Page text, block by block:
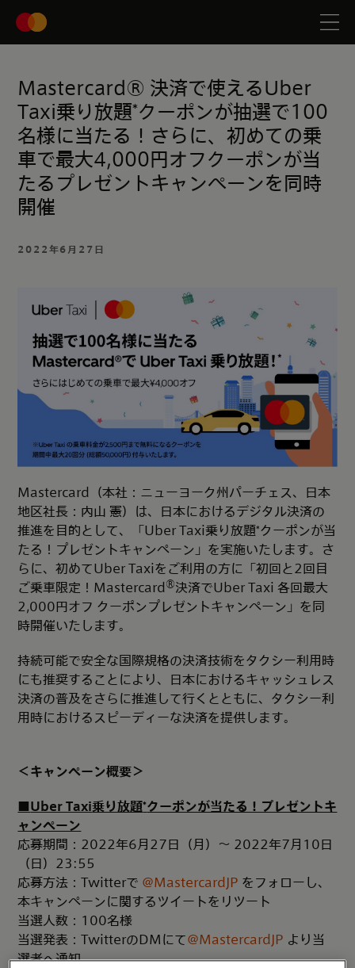
Mastercard® 決済で使えるUber
Taxi乗り放題*クーポンが抽選で100
名様に当たる！さらに、初めての乗
車で最大4,000円オフクーポンが当
たるプレゼントキャンペーンを同時
開催
2022年6月27日
Mastercard（本社：ニューヨーク州パーチェス、日本
地区社長：内山 憲）は、日本におけるデジタル決済の
推進を目的として、「Uber Taxi乗り放題*クーポンが当
たる！プレゼントキャンペーン」を実施いたします。さ
らに、初めてUber Taxiをご利用の方に「初回と2回目
ご乗車限定！Mastercard®決済でUber Taxi 各回最大
2,000円オフ クーポンプレゼントキャンペーン」を同
時開催いたします。
持続可能で安全な国際規格の決済技術をタクシー利用時
にも推奨することにより、日本におけるキャッシュレス
決済の普及をさらに推進して行くとともに、タクシー利
用時におけるスピーディーな決済を提供します。
＜キャンペーン概要＞
■Uber Taxi乗り放題*クーポンが当たる！プレゼントキ
ャンペーン
応募期間：2022年6月27日（月）～ 2022年7月10日
（日）23:55
応募方法：Twitterで @MastercardJP をフォローし、
本キャンペーンに関するツイートをリツート
当選人数：100名様
当選発表：TwitterのDMにて@MastercardJP より当
選者へ通知